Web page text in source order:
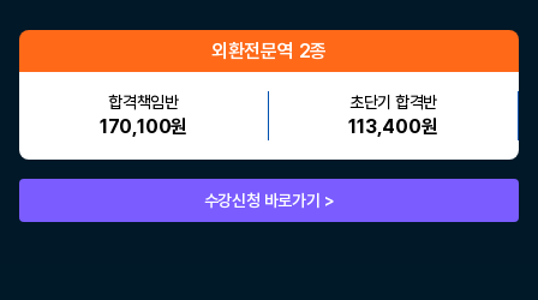
외환전문역 2종
합격책임반
170,100원
초단기 합격반
113,400원
수강신청 바로가기 >